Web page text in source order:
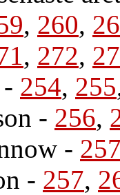
, 260,
, 272,
- 254, 255
- 256,
-
- 257,